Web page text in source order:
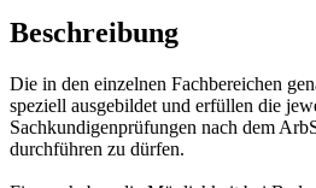
Beschreibung
Die in den einzelnen Fachbereichen
speziell ausgebildet und erfüllen die
Sachkundigenprüfungen nach dem
durchführen zu dürfen.